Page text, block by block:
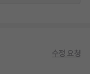
수정 요청